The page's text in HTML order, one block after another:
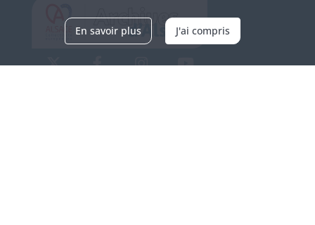
En savoir plus J'ai compris